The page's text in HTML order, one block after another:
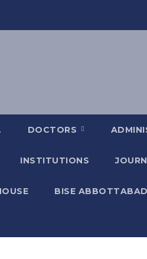
DOCTORS
INSTITUTIONS
BISE ABBOTTABAD